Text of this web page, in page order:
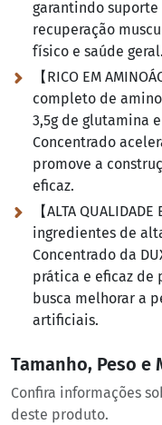
garantindo
recuperação
físico e saúde geral.
【RICO EM
completo de
3,5g de glutamina
Concentrado
promove a
eficaz.
【ALTA
ingredientes de
Concentrado da
prática e eficaz de
busca melhorar a
artificiais.
Tamanho, Peso e
Confira informações
deste produto.